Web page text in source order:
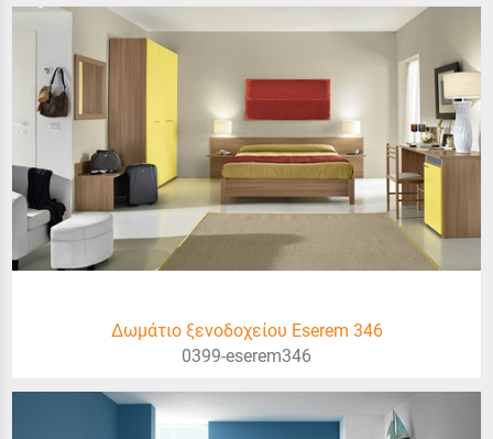
Δωμάτιο ξενοδοχείου Eserem 346
0399-eserem346